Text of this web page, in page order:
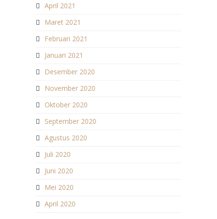
April 2021
Maret 2021
Februari 2021
Januari 2021
Desember 2020
November 2020
Oktober 2020
September 2020
Agustus 2020
Juli 2020
Juni 2020
Mei 2020
April 2020